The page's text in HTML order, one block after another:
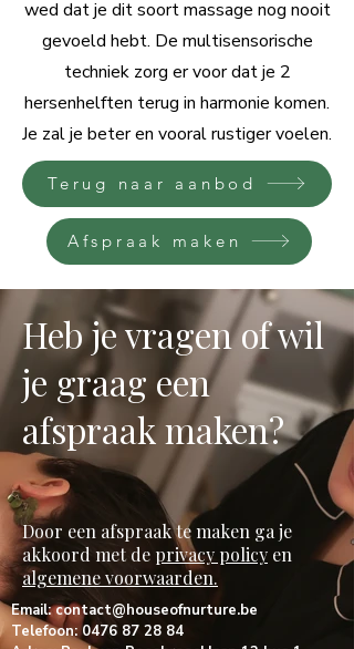
wed dat je dit soort massage nog nooit
gevoeld hebt. De multisensorische
techniek zorg er voor dat je 2
hersenhelften terug in harmonie komen.
Je zal je beter en vooral rustiger voelen.
Terug naar aanbod
Afspraak maken
Heb je vragen of wil
je graag een
afspraak maken?
Door een afspraak te maken ga je
akkoord met de privacy policy en
algemene voorwaarden.
Email:contact@houseofnurture.be
Telefoon:0476 87 28 84